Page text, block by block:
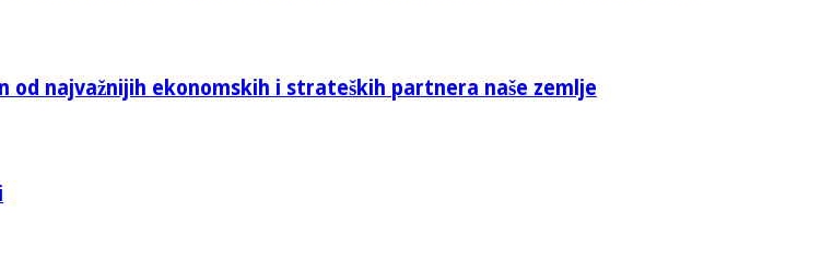
od najvažnijih ekonomskih i strateških partnera naše zemlje